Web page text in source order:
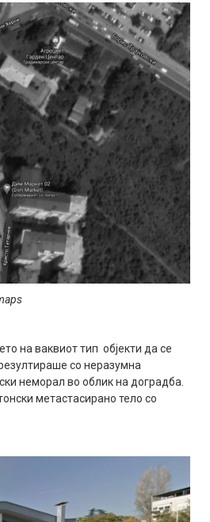
на ваквиот тип објекти да се
со неразумна
неморал во облик на доградба.
метастасирано тело со